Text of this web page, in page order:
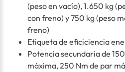
(peso en vacío), 1.650 kg
con freno) y 750 kg (peso
freno)
Etiqueta de eficiciencia
Potencia secundaria de
máxima, 250 Nm de par